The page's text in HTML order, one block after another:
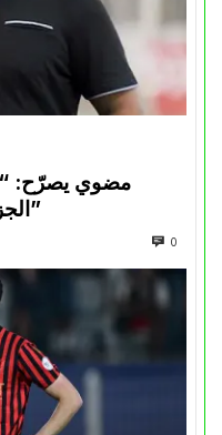
مضوي يصرّح:
الجزائرية في المسابقات القارية”
0